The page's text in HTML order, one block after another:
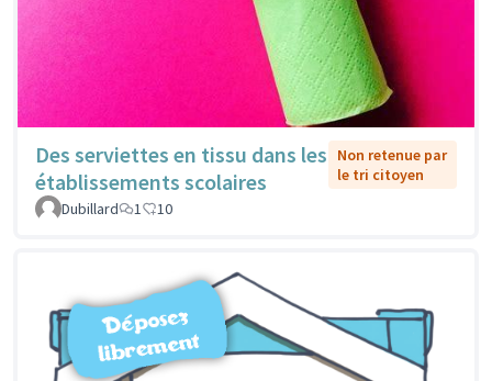
Des serviettes en tissu dans les
établissements scolaires
Non retenue par
le tri citoyen
Dubillard
1 10